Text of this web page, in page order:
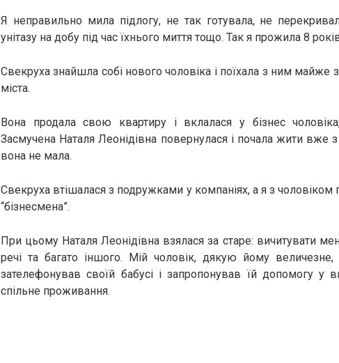
Я неправильно мила підлогу, не так готувала, не
унітазу на добу під час їхнього миття тощо. Так я прожила 8
Свекруха знайшла собі нового чоловіка і поїхала з ним майже
міста.
Вона продала свою квартиру і вклалася у бізнес
Засмучена Наталя Леонідівна повернулася і почала жити вже
вона не мала.
Свекруха втішалася з подружками у компаніях, а я з чоловіком
“бізнесмена”.
При цьому Наталя Леонідівна взялася за старе: вичитувати
речі та багато іншого. Мій чоловік, дякую йому величезне,
зателефонував своїй бабусі і запропонував їй допомогу у
спільне проживання.